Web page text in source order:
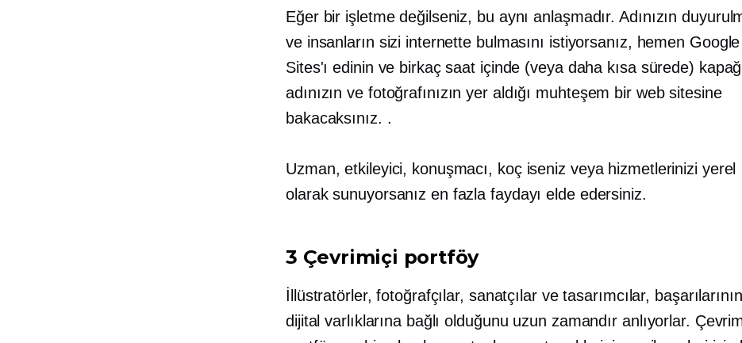
Eğer bir işletme değilseniz, bu aynı anlaşmadır. Adınızın
ve insanların sizi internette bulmasını istiyorsanız, hemen Google
Sites'ı edinin ve birkaç saat içinde (veya daha kısa sürede)
adınızın ve fotoğrafınızın yer aldığı muhteşem bir web sitesine
bakacaksınız. .
Uzman, etkileyici, konuşmacı, koç iseniz veya hizmetlerinizi yerel
olarak sunuyorsanız en fazla faydayı elde edersiniz.
3 Çevrimiçi portföy
İllüstratörler, fotoğrafçılar, sanatçılar ve tasarımcılar, başarılarının
dijital varlıklarına bağlı olduğunu uzun zamandır anlıyorlar.